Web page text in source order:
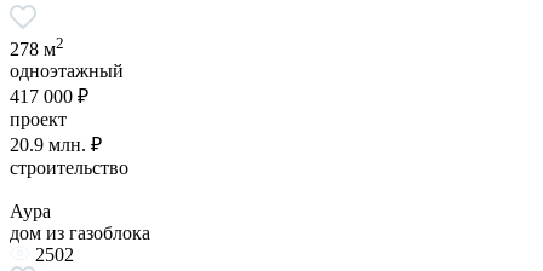
278 м2
одноэтажный
417 000 ₽
проект
20.9 млн. ₽
строительство
Аура
дом из газоблока
2502